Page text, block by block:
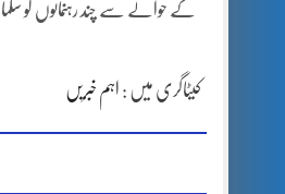
کے حوالے سے چند رہنمائوں کو
کیٹاگری میں : اہم خبریں